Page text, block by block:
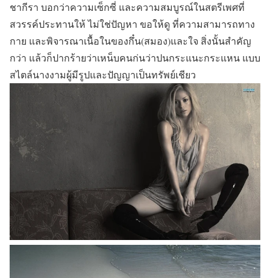
ชากีรา บอกว่าความเซ็กซี่ และความสมบูรณ์ในสตรีเพศที่
สวรรค์ประทานให้ ไม่ใช่ปัญหา ขอให้ดู ที่ความสามารถทาง
กาย และพิจารณาเนื้อในของกึ๋น(สมอง)และใจ สิ่งนั้นสำคัญ
กว่า แล้วก็ปากร้ายว่าเหน็บคนก่นว่าปนกระแนะกระแหน แบบ
สไตล์นางงามผู้มีรูปและปัญญาเป็นทรัพย์เชียว